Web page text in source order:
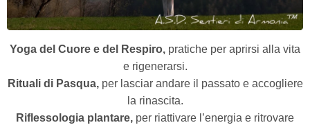
Yoga del Cuore e del Respiro, pratiche per aprirsi alla vita
e rigenerarsi.
Rituali di Pasqua, per lasciar andare il passato e accogliere
la rinascita.
Riflessologia plantare, per riattivare l’energia e ritrovare